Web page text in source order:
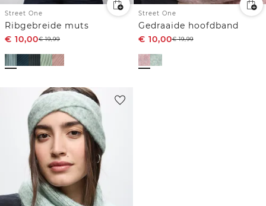
Street One
Ribgebreide muts
€ 10,00€19,99
Street One
Gedraaide hoofdband
€ 10,00€19,99